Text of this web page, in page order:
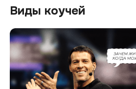
Виды коучей